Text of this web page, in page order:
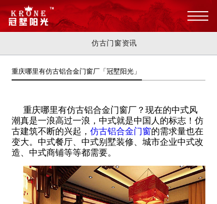
仿古门窗资讯
重庆哪里有仿古铝合金门窗厂「冠墅阳光」
重庆哪里有仿古铝合金门窗厂？现在的中式风
潮真是一浪高过一浪，中式就是中国人的标志！仿
古建筑不断的兴起， 仿古铝合金门窗的需求量也在
变大。中式餐厅、中式别墅装修、城市企业中式改
造、中式商铺等等都需要。